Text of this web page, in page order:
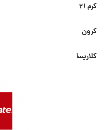
کرم ۲۱
کرون
کلاریسا